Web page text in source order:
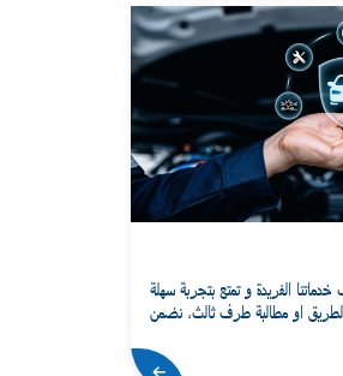
الفريدة و تمتع بتجربة سهلة
الطريق او مطالبة طرف ثالث، نضمن